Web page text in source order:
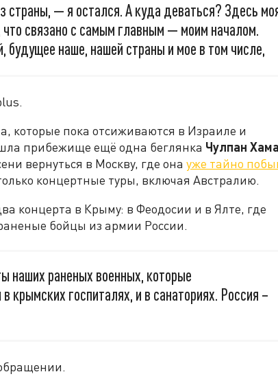
страны, — я остался. А куда деваться? Здесь
связано с самым главным — моим началом.
наше, нашей страны и мое в том числе,
которые пока отсиживаются в Израиле и
прибежище ещё одна беглянка Чулпан
вернуться в Москву, где она уже тайно
концертные туры, включая Австралию.
концерта в Крыму: в Феодосии и в Ялте, где
бойцы из армии России.
наших раненых военных, которые
крымских госпиталях, и в санаториях. Россия –